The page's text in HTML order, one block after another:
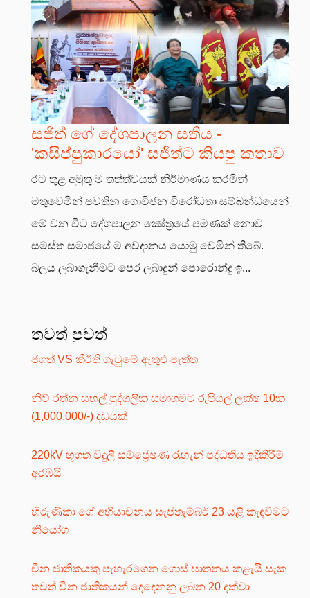
සජිත් ගේ දේශපාලන සතිය -
'කසිප්පුකාරයෝ' සජිත්ට කියපු කතාව
රට තුළ අමුතු ම තත්ත්වයක් නිර්මාණය කරමින්
මතුවෙමින් පවතින ගොවිජන විරෝධතා සම්බන්ධයෙන්
මේ වන විට දේශපාලන ක්‍ෂේත්‍රයේ පමණක් නොව
සමස්ත සමාජයේ ම අවදානය යොමු වෙමින් තිබේ.
බලය ලබාගැනීමට පෙර ලබාදුන් පොරොන්දු ඉ...
තවත් පුවත්
ජගත් VS කීර්ති ගැටුමේ ඇතුළු පැත්ත
නිව් රත්න සහල් පුද්ගලික සමාගමට රුපියල් ලක්ෂ 10ක
(1,000,000/-) දඩයක්
220kV භූගත විදුලි සම්ප්‍රේෂණ රැහැන් පද්ධතිය ඉදිකිරීම්
අරඹයි
හිරුණිකා ගේ අභියාචනය සැප්තැම්බර් 23 යළි කැඳවීමට
නියෝග
චීන ජාතිකයකු පැහැරගෙන ගොස් ඝාතනය කළැයි සැක
තවත් චීන ජාතිකයන් දෙදෙනනු ලබන 20 දක්වා